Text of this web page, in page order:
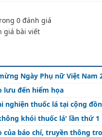
0 đánh giá
giá bài viết
Ngày Phụ nữ Việt
lưu đến hiểm họa
nghiện thuốc lá tại cộng
khói thuốc lá' lần thứ 1
của báo chí, truyền thông